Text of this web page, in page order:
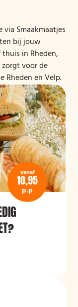
Smaakmaatjes
bij jouw
in Rheden,
voor de
Rheden en Velp.
vanaf
10,95
p.p